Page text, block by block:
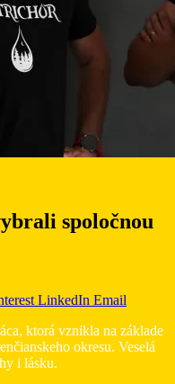
spoločnou
LinkedIn Email
ktorá vznikla na základe
okresu. Veselá
i lásku.